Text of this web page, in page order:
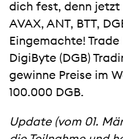
dich fest, denn jetzt
AVAX, ANT, BTT,
Eingemachte!
DigiByte (DGB)
gewinne Preise im
100.000 DGB.
Update (vom 01.